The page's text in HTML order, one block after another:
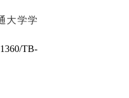
大学学
TB-